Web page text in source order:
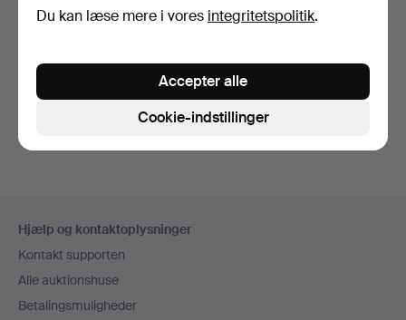
Du kan også søge i
vores arkiv med afsluttede
Hjælp og kontaktoplysninger
Kontakt supporten
Alle auktionshuse
Betalingsmuligheder
Du kan læse mere i vores integritetspolitik.
Cookie-indstillinger
Accepter alle